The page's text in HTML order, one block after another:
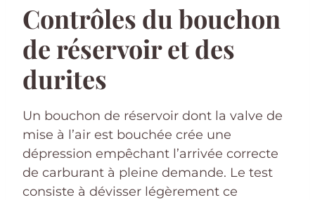
Contrôles du bouchon
de réservoir et des
durites
Un bouchon de réservoir dont la valve de
mise à l’air est bouchée crée une
dépression empêchant l’arrivée correcte
de carburant à pleine demande. Le test
consiste à dévisser légèrement ce